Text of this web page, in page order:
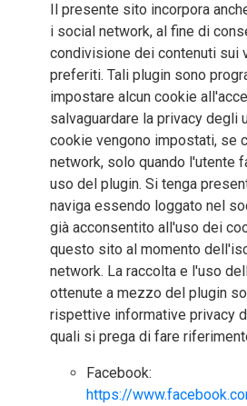
Il presente sito incorpora
i social network, al fine di
condivisione dei contenuti sui
preferiti. Tali plugin sono
impostare alcun cookie
salvaguardare la privacy degli
cookie vengono impostati, se
network, solo quando l'utente
uso del plugin. Si tenga
naviga essendo loggato nel
già acconsentito all'uso dei
questo sito al momento
network. La raccolta e l'uso
ottenute a mezzo del plugin
rispettive informative privacy
quali si prega di fare
Facebook:
https://